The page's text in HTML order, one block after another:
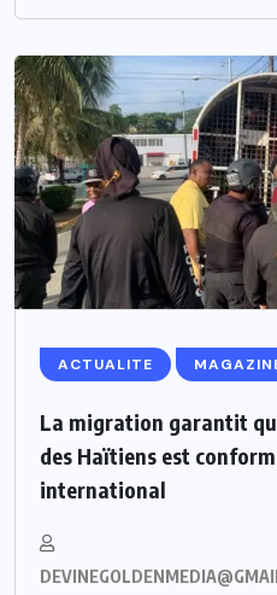
ACTUALITE
La migration garantit
des Haïtiens est
international